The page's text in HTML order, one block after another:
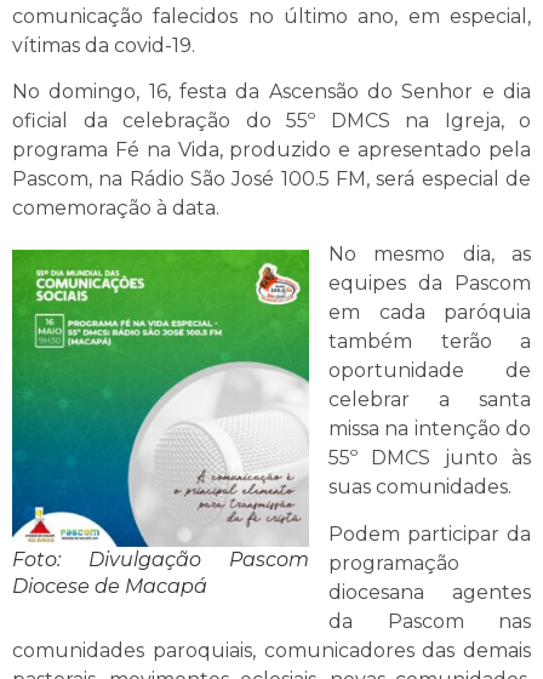
comunicação falecidos no último ano, em especial,
vítimas da covid-19.
No domingo, 16, festa da Ascensão do Senhor e dia
oficial da celebração do 55º DMCS na Igreja, o
programa Fé na Vida, produzido e apresentado pela
Pascom, na Rádio São José 100.5 FM, será especial de
comemoração à data.
Foto: Divulgação Pascom
Diocese de Macapá
No mesmo dia, as
equipes da Pascom
em cada paróquia
também terão a
oportunidade de
celebrar a santa
missa na intenção do
55º DMCS junto às
suas comunidades.
Podem participar da
programação
diocesana agentes
da Pascom nas
comunidades paroquiais, comunicadores das demais